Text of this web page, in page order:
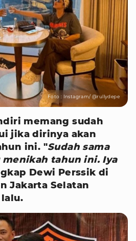
Foto : Instagram/ @rullydepe
memang sudah
jika dirinya akan
ini. "Sudah sama
menikah tahun ini. Iya
Dewi Perssik di
Jakarta Selatan